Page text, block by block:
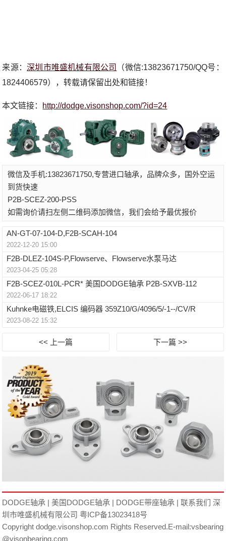
来源：深圳市唯盛机械有限公司
（微信:13823671750/QQ号：
1824406579），转载请保留出处和链接！
本文链接： http://dodge.visonshop.com/?id=24
微信及手机:13823671750,专营进口轴承，品牌众多，国外空运
到货快速
P2B-SCEZ-200-PSS
如需询价请扫左侧二维码添加微信，我们会给予最优报价
AN-GT-07-104-D,F2B-SCAH-104
2022-12-20 15:00
F2B-DLEZ-104S-P,Flowserve、Flowserve水泵马达
2023-04-25 05:28
F2B-SCEZ-010L-PCR* 美国DODGE轴承 P2B-SXVB-112
2022-06-17 18:22
Kuhnke电磁铁,ELCIS 编码器 359Z10/G/4096/5/-1--/CV/R
2023-08-22 15:32
<< 上一篇 下一篇 >>
DODGE轴承 |美国DODGE轴承 | DODGE带座轴承 |联系我们 深
圳市唯盛机械有限公司 粤ICP备13023418号
Copyright dodge.visonshop.com Rights Reserved.E-mail:vsbearing
@visonbearing.com